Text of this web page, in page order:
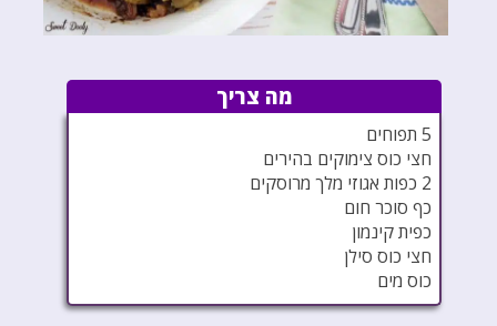
מה צריך
5 תפוחים
חצי כוס צימוקים בהירים
2 כפות אגוזי מלך מרוסקים
כף סוכר חום
כפית קינמון
חצי כוס סילן
כוס מים